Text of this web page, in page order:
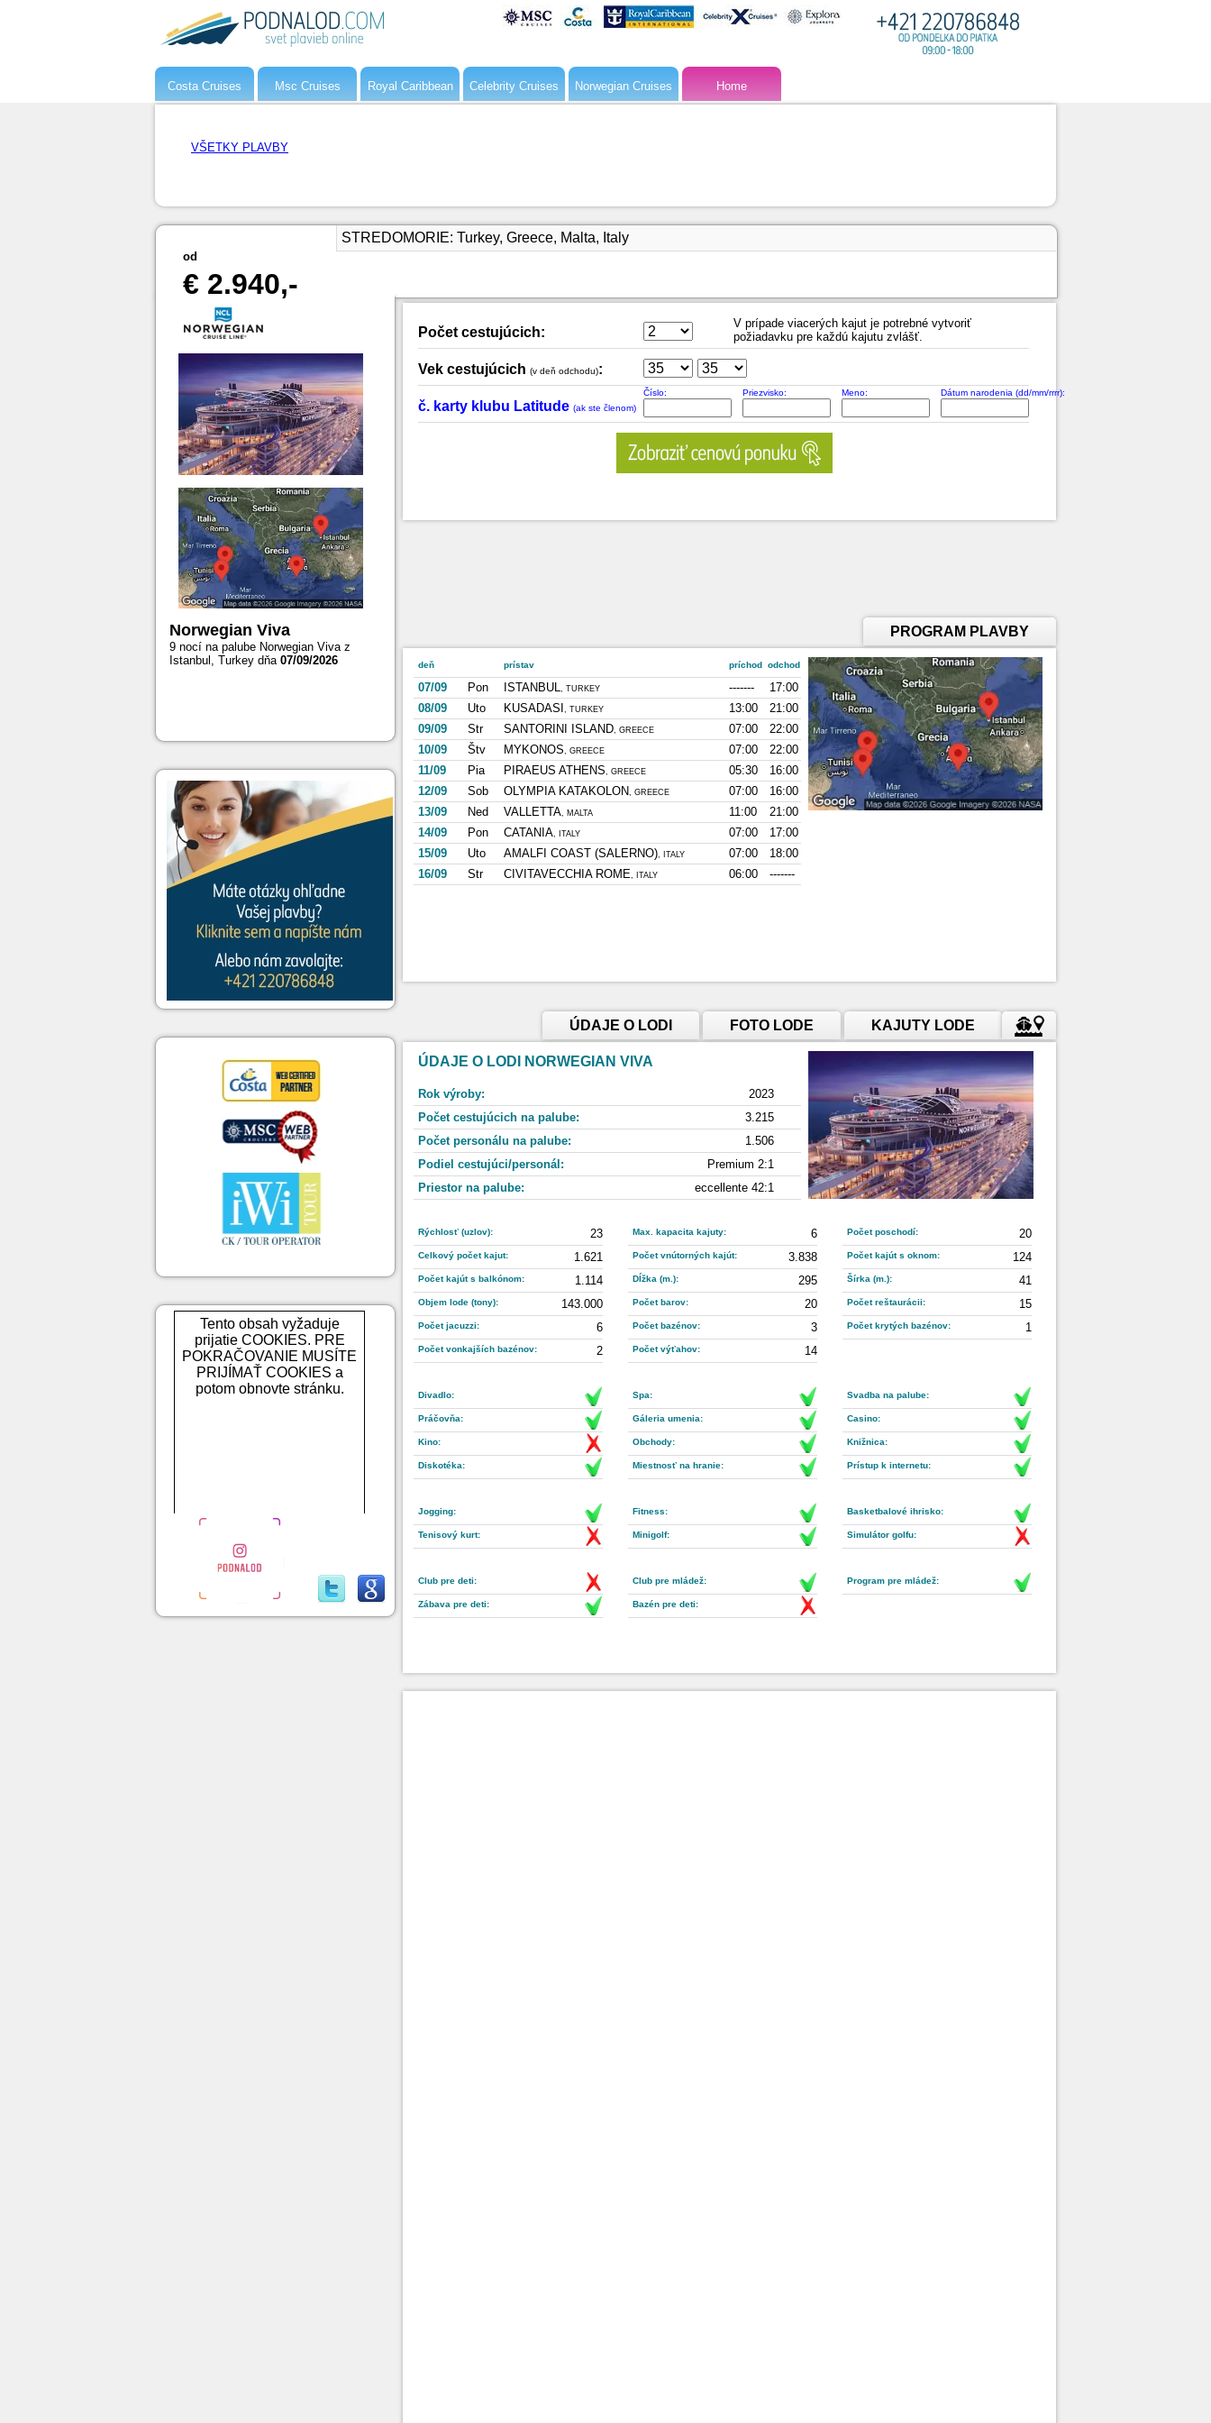
Costa Cruises Msc Cruises Royal Caribbean Celebrity Cruises Norwegian Cruises Home
VŠETKY PLAVBY
od
€ 2.940,-
STREDOMORIE: Turkey, Greece, Malta, Italy
Norwegian Viva
9 nocí na palube Norwegian Viva z
Istanbul, Turkey dňa 07/09/2026
Tento obsah vyžaduje
prijatie COOKIES. PRE
POKRAČOVANIE MUSÍTE
PRIJÍMAŤ COOKIES a
potom obnovte stránku.
Počet cestujúcich:
V prípade viacerých kajut je potrebné vytvoriť
požiadavku pre každú kajutu zvlášť.
Vek cestujúcich (v deň odchodu):
č. karty klubu Latitude (ak ste členom)
Číslo: Priezvisko: Meno: Dátum narodenia (dd/mm/rrrr):
PROGRAM PLAVBY
deň prístav príchod odchod
07/09 Pon ISTANBUL, TURKEY -------
17:00
08/09
Uto KUSADASI , TURKEY 13:00
21:00
09/09
Str SANTORINI ISLAND, GREECE 07:00
22:00
10/09
Štv MYKONOS, GREECE 07:00
22:00
11/09
Pia PIRAEUS ATHENS, GREECE 05:30
16:00
12/09
Sob OLYMPIA KATAKOLON, GREECE 07:00
16:00
13/09
Ned VALLETTA, MALTA 11:00
21:00
14/09
Pon CATANIA, ITALY 07:00
17:00
15/09
Uto AMALFI COAST (SALERNO), ITALY 07:00
18:00
16/09
Str CIVITAVECCHIA ROME, ITALY 06:00 -------
ÚDAJE O LODI FOTO LODE KAJUTY LODE
ÚDAJE O LODI NORWEGIAN VIVA
Rok výroby:
2023
Počet cestujúcich na palube:
3.215
Počet personálu na palube:
1.506
Podiel cestujúci/personál:
Premium 2:1
Priestor na palube:
eccellente 42:1
Rýchlosť (uzlov): 23 Max. kapacita kajuty: 6 Počet poschodí: 20
Celkový počet kajut: 1.621 Počet vnútorných kajút: 3.838 Počet kajút s oknom: 124
Počet kajút s balkónom: 1.114 Dĺžka (m.): 295 Šírka (m.): 41
Objem lode (tony): 143.000 Počet barov: 20 Počet reštaurácii: 15
Počet jacuzzi: 6 Počet bazénov: 3 Počet krytých bazénov: 1
Počet vonkajších bazénov: 2 Počet výťahov: 14
Divadlo: Spa: Svadba na palube:
Práčovňa: Gáleria umenia: Casino:
Kino: Obchody: Knižnica:
Diskotéka: Miestnosť na hranie: Prístup k internetu:
Jogging: Fitness: Basketbalové ihrisko:
Tenisový kurt: Minigolf: Simulátor golfu:
Club pre deti: Club pre mládež: Program pre mládež:
Zábava pre deti: Bazén pre deti: